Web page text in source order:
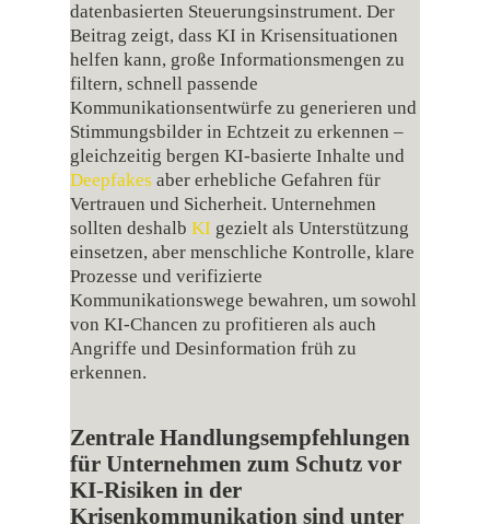
datenbasierten Steuerungsinstrument. Der
Beitrag zeigt, dass KI in Krisensituationen
helfen kann, große Informationsmengen zu
filtern, schnell passende
Kommunikationsentwürfe zu generieren und
Stimmungsbilder in Echtzeit zu erkennen –
gleichzeitig bergen KI‑basierte Inhalte und
Deepfakes aber erhebliche Gefahren für
Vertrauen und Sicherheit. Unternehmen
sollten deshalbKI gezielt als Unterstützung
einsetzen, aber menschliche Kontrolle, klare
Prozesse und verifizierte
Kommunikationswege bewahren, um sowohl
von KI‑Chancen zu profitieren als auch
Angriffe und Desinformation früh zu
erkennen.
Zentrale Handlungsempfehlungen
für Unternehmen zum Schutz vor
KI‑Risiken in der
Krisenkommunikation sind unter